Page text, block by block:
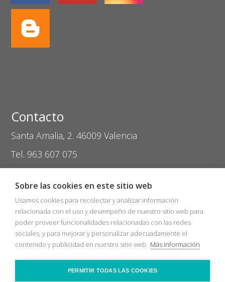
Contacto
Santa Amalia, 2. 46009 Valencia
Tel. 963 607 075
Inicio Catálogos
Nuevos Socios
Sobre las cookies en este sitio web
Usamos cookies para recolectar y analizar información
relacionada con el uso y desempeño de nuestro sitio web para
poder proveer funcionalidades relacionadas con las redes
sociales, y para mejorar y personalizar adecuadamente el
contenido y publicidad en nuestro sitio web. Más información
PERMITIR TODAS LAS COOKIES